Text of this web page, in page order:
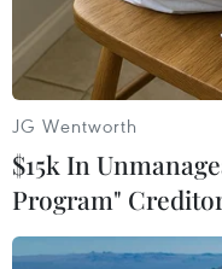
JG Wentworth
$15k In
Program"